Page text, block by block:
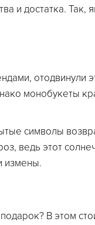
и достатка.
отодвинули
монобукеты
символы
ведь этот
измены.
В этом